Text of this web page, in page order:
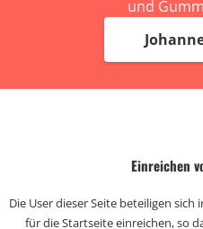
und
Einreichen
Die User dieser Seite beteiligen
für die Startseite einreichen, so